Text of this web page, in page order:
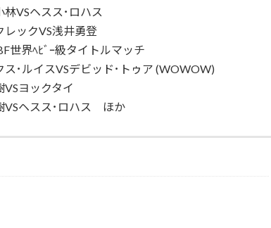
･ロハス
井勇登
イトルマッチ
ド･トゥア (WOWOW)
タイ
ハス ほか